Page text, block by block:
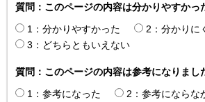
質問：このページの内容は分かりやすかっ
1：分かりやすかった
2：分かりに
3：どちらともいえない
質問：このページの内容は参考になりまし
1：参考になった
2：参考にならな